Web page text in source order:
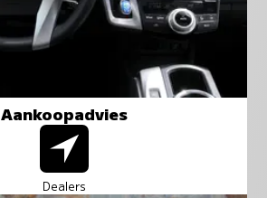
Aankoopadvies
Dealers